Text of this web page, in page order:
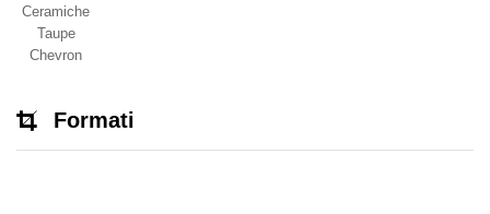
Ceramiche
Taupe
Chevron
Formati